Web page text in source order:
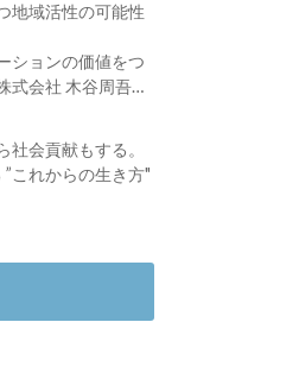
地域活性の可能性
ションの価値をつ
式会社 木谷周吾さ
社会貢献もする。
これからの生き方"